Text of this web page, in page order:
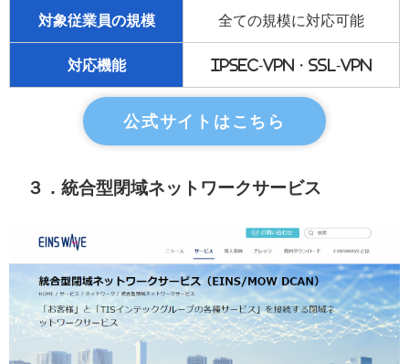
対象従業員の規模 全ての規模に対応可能
対応機能 IPsec-VPN・SSL-VPN
公式サイトはこちら
３．統合型閉域ネットワークサービス